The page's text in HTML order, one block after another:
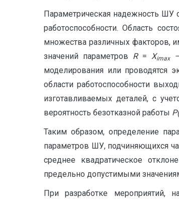
Параметрическая надежность ШУ
работоспособности. Область
множества различных факторов,
значений параметров R=Ximax
моделирования или проводятся
области работоспособности
изготавливае­мых деталей, с
вероятность безотказной работы
Таким образом, определение
параметров ШУ, подчиняю­щихся
среднее квадратическое
предельно допустимыми
При разработке мероприятий,